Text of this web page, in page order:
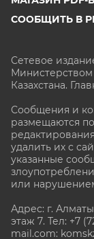
СООБЩИТЬ В
Сетевое
Казахстана.
Сообщения и
размещаются
удалить их с
указанные
или
Адрес: г.
этаж 7. Тел: +7
mail.com: